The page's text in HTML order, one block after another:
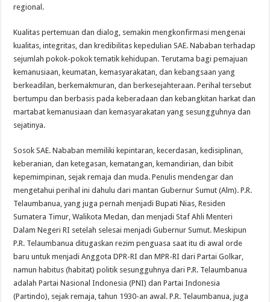
regional.
Kualitas pertemuan dan dialog, semakin mengkonfirmasi mengenai
kualitas, integritas, dan kredibilitas kepedulian SAE. Nababan terhadap
sejumlah pokok-pokok tematik kehidupan. Terutama bagi pemajuan
kemanusiaan, keumatan, kemasyarakatan, dan kebangsaan yang
berkeadilan, berkemakmuran, dan berkesejahteraan. Perihal tersebut
bertumpu dan berbasis pada keberadaan dan kebangkitan harkat dan
martabat kemanusiaan dan kemasyarakatan yang sesungguhnya dan
sejatinya.
Sosok SAE. Nababan memiliki kepintaran, kecerdasan, kedisiplinan,
keberanian, dan ketegasan, kematangan, kemandirian, dan bibit
kepemimpinan, sejak remaja dan muda. Penulis mendengar dan
mengetahui perihal ini dahulu dari mantan Gubernur Sumut (Alm). P.R.
Telaumbanua, yang juga pernah menjadi Bupati Nias, Residen
Sumatera Timur, Walikota Medan, dan menjadi Staf Ahli Menteri
Dalam Negeri RI setelah selesai menjadi Gubernur Sumut. Meskipun
P.R. Telaumbanua ditugaskan rezim penguasa saat itu di awal orde
baru untuk menjadi Anggota DPR-RI dan MPR-RI dari Partai Golkar,
namun habitus (habitat) politik sesungguhnya dari P.R. Telaumbanua
adalah Partai Nasional Indonesia (PNI) dan Partai Indonesia
(Partindo), sejak remaja, tahun 1930-an awal. P.R. Telaumbanua, juga